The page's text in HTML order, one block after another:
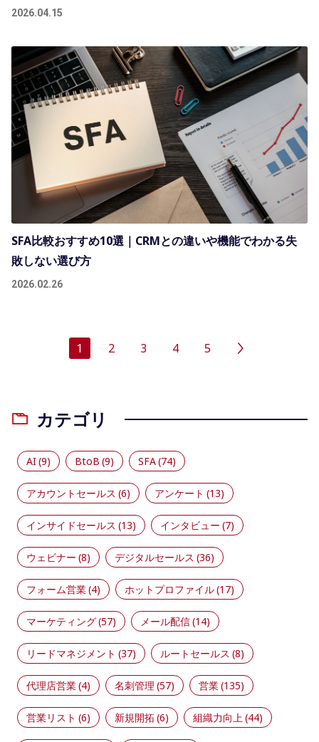
2026.04.15
SFA比較おすすめ10選｜CRMとの違いや機能でわかる失
敗しない選び方
2026.02.26
1 2 3 4 5
カテゴリ
AI(9) BtoB (9) SFA(74)
アカウントセールス (6) アンケート (13)
インサイドセールス (13) インタビュー (7)
ウェビナー (8) デジタルセールス (36)
フォーム営業(4) ホットプロファイル(17)
マーケティング(57) メール配信(14)
リードマネジメント (37) ルートセールス (8)
代理店営業(4) 名刺管理 (57) 営業(135)
営業リスト (6) 新規開拓 (6) 組織力向上(44)